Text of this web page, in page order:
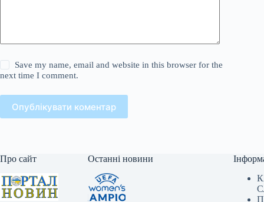
Save my name, email and website in this browser for the
next time I comment.
Опублікувати коментар
Про сайт Останні новини